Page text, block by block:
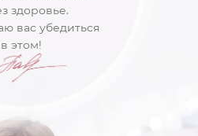
здоровье.
вас убедиться
в этом!